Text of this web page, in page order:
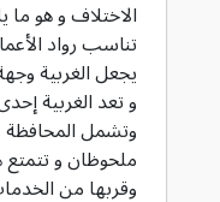
الاختلاف و هو
تناسب رواد
يجعل الغربية
و تعد الغربية
وتشمل المحافظة
ملحوظان و تتمتع
وقربها من